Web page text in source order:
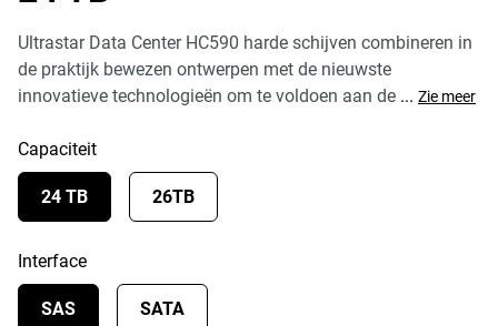
Ultrastar Data Center HC590 harde schijven combineren in
de praktijk bewezen ontwerpen met de nieuwste
innovatieve technologieën om te voldoen aan de ... Zie meer
Capaciteit
24 TB 26TB
Interface
SAS SATA